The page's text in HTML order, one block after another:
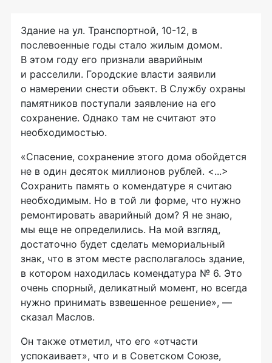
Здание на ул. Транспортной, 10-12, в
послевоенные годы стало жилым домом.
В этом году его признали аварийным
и расселили. Городские власти заявили
о намерении снести объект. В Службу охраны
памятников поступали заявление на его
сохранение. Однако там не считают это
необходимостью.
«Спасение, сохранение этого дома обойдется
не в один десяток миллионов рублей. <...>
Сохранить память о комендатуре я считаю
необходимым. Но в той ли форме, что нужно
ремонтировать аварийный дом? Я не знаю,
мы еще не определились. На мой взгляд,
достаточно будет сделать мемориальный
знак, что в этом месте располагалось здание,
в котором находилась комендатура № 6. Это
очень спорный, деликатный момент, но всегда
нужно принимать взвешенное решение», —
сказал Маслов.
Он также отметил, что его «отчасти
успокаивает», что и в Советском Союзе,